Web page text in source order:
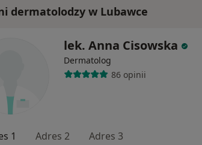
dermatolodzy w Lubawce
lek. Anna Cisowska
Dermatolog
86 opinii
1 Adres 2 Adres 3